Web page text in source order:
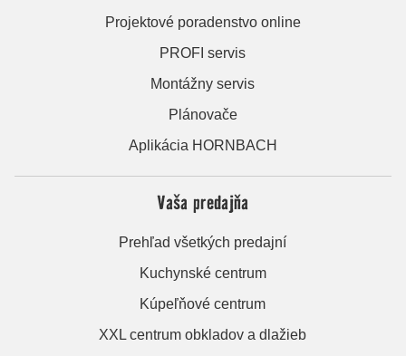
Projektové poradenstvo online
PROFI servis
Montážny servis
Plánovače
Aplikácia HORNBACH
Vaša predajňa
Prehľad všetkých predajní
Kuchynské centrum
Kúpeľňové centrum
XXL centrum obkladov a dlažieb